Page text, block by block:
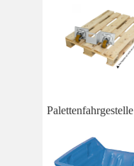
Palettenfahrgestelle